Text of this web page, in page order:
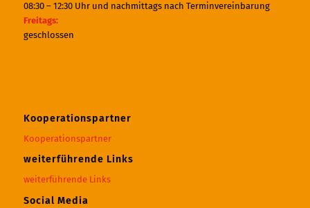
08:30 – 12:30 Uhr und nachmittags nach Terminvereinbarung
Freitags:
geschlossen
Kooperationspartner
Kooperationspartner
weiterführende Links
weiterführende Links
Social Media